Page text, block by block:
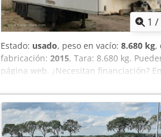
1 /
Estado: usado, peso en vacío: 8.680 kg,
fabricación: 2015, Tara: 8.680 kg.
página web. ¿Necesitan financiación?
financiación a medida, full service y
Chjdpfex St Raex Ai Aoa